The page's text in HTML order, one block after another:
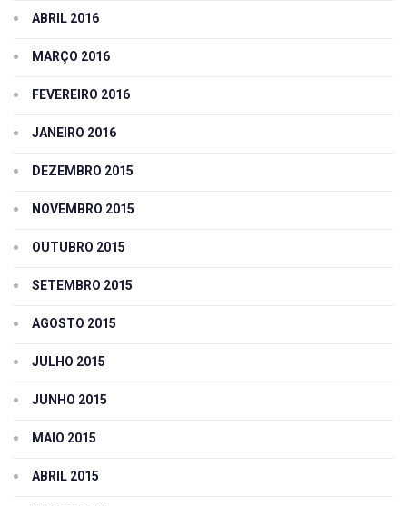
ABRIL 2016
MARÇO 2016
FEVEREIRO 2016
JANEIRO 2016
DEZEMBRO 2015
NOVEMBRO 2015
OUTUBRO 2015
SETEMBRO 2015
AGOSTO 2015
JULHO 2015
JUNHO 2015
MAIO 2015
ABRIL 2015